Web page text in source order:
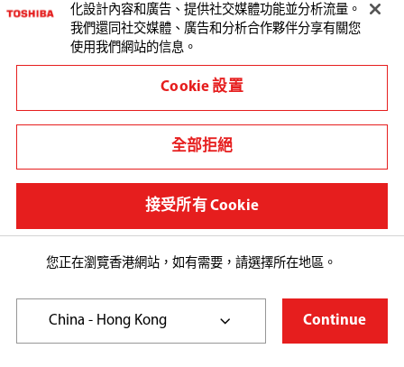
使用條款
私隱政策條款及細則
Cookie Preferences
Copyright© 2026 Toshiba Hong Kong Ltd., All Rights
Reserved.
與東芝聯繫:
您正在瀏覽香港網站，如有需要，請選擇所在地區。
China - Hong Kong Continue
化設計內容和廣告、提供社交媒體功能並分析流量。
我們還同社交媒體、廣告和分析合作夥伴分享有關您
使用我們網站的信息。
Cookie 設置
全部拒絕
接受所有 Cookie